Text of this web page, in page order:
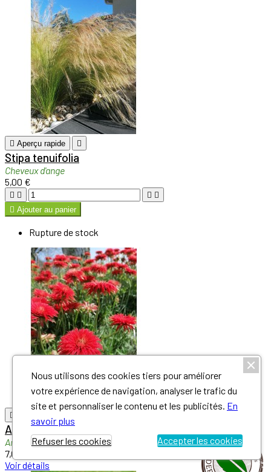
 Aperçu rapide 
Stipa tenuifolia
Cheveux d'ange
5,00 €
   
 Ajouter au panier
Rupture de stock

Anemone x fulgens 'Multipetala'
Anemone
7,00 €
Voir détails
Nous utilisons des cookies tiers pour améliorer
votre expérience de navigation, analyser le trafic du
site et personnaliser le contenu et les publicités. En
savoir plus
Accepter les cookies
Refuser les cookies